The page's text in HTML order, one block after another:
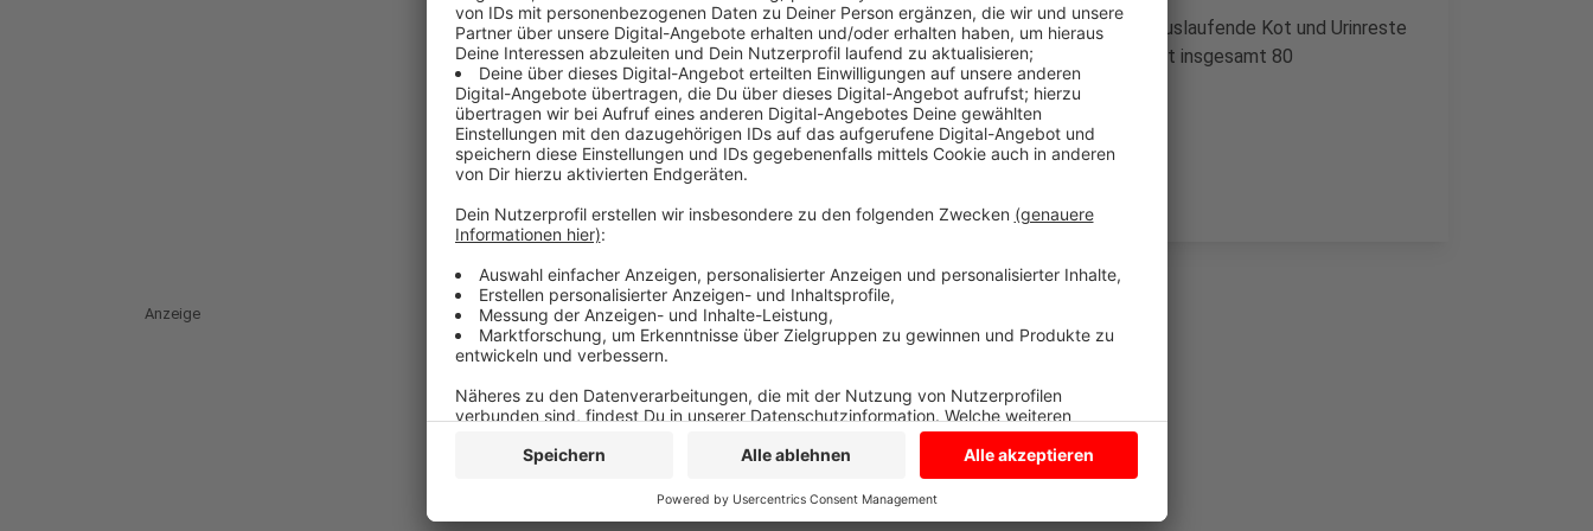
Sie hat eine Anzeige gegen den Fahrer geschrieben. Denn durch auslaufende Kot und Urinreste
besteht das Risiko Tierseuchen zu verschleppen. Der LKW war mit insgesamt 80
Schlachttieren beladen.
Anzeige
Anzeige